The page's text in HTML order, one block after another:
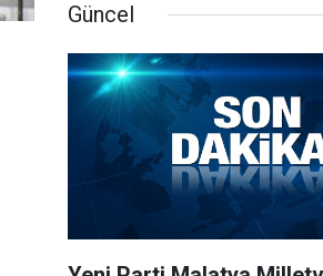
Güncel